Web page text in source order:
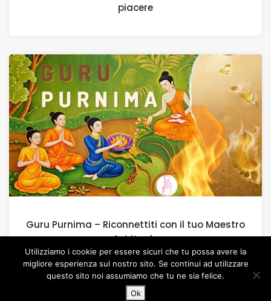
piacere
Guru Purnima – Riconnettiti con il tuo Maestro
Spirituale
Utilizziamo i cookie per essere sicuri che tu possa avere la
migliore esperienza sul nostro sito. Se continui ad utilizzare
questo sito noi assumiamo che tu ne sia felice.
Ok